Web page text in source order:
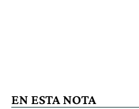
EN ESTA NOTA